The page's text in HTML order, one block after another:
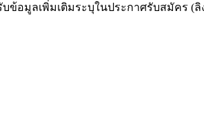
บข้อมูลเพิ่มเติมระบุในประกาศรับสมัคร (